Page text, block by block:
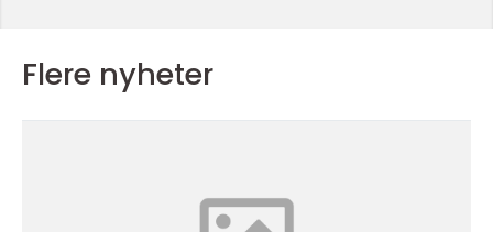
Flere nyheter